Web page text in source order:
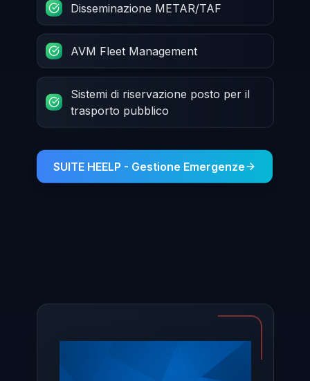
Disseminazione METAR/TAF
AVM Fleet Management
Sistemi di riservazione posto per il
trasporto pubblico
SUITE HEELP - Gestione Emergenze